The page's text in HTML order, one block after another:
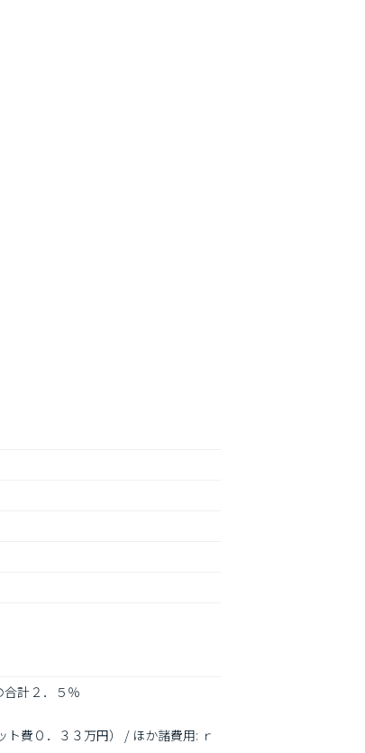
計２．５％
費０．３３万円） / ほか諸費用: ｒ